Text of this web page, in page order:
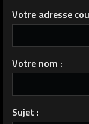
Votre adresse
Votre nom :
Sujet :